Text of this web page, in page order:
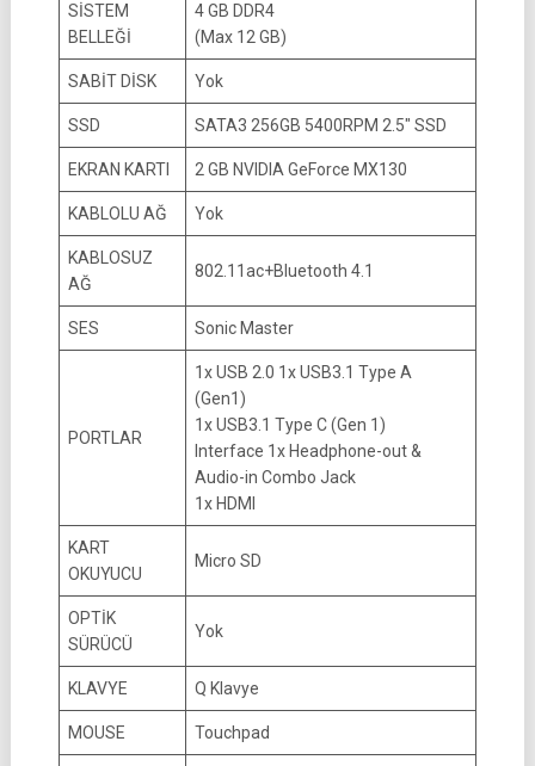
SİSTEM
BELLEĞİ
4 GB DDR4
(Max 12 GB)
SABİT DİSK Yok
SSD SATA3 256GB 5400RPM 2.5″ SSD
EKRAN KARTI 2 GB NVIDIA GeForce MX130
KABLOLU AĞ Yok
KABLOSUZ
AĞ
802.11ac+Bluetooth 4.1
SES Sonic Master
PORTLAR
1x USB 2.0 1x USB3.1 Type A
(Gen1)
1x USB3.1 Type C (Gen 1)
Interface 1x Headphone-out &
Audio-in Combo Jack
1x HDMI
KART
OKUYUCU
Micro SD
OPTİK
SÜRÜCÜ
Yok
KLAVYE Q Klavye
MOUSE Touchpad